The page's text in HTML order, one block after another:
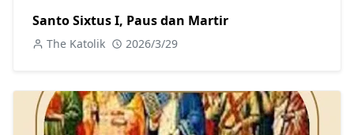
Santo Sixtus I, Paus dan Martir
The Katolik 2026/3/29